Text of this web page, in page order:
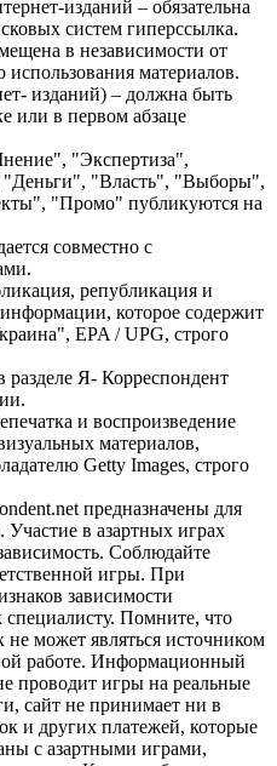
изданий – обязательна
систем гиперссылка.
в независимости от
использования материалов.
изданий) – должна быть
или в первом абзаце
"Экспертиза",
"Деньги", "Власть", "Выборы",
"Промо" публикуются на
совместно с
републикация и
которое содержит
EPA / UPG, строго
разделе Я- Корреспондент
и воспроизведение
материалов,
Getty Images, строго
предназначены для
в азартных играх
Соблюдайте
игры. При
зависимости
специалисту. Помните, что
не может являться источником
работе. Информационный
проводит игры на реальные
сайт не принимает ни в
и других платежей, которые
с азартными играми,